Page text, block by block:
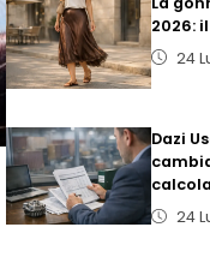
2026:
24
Dazi
24